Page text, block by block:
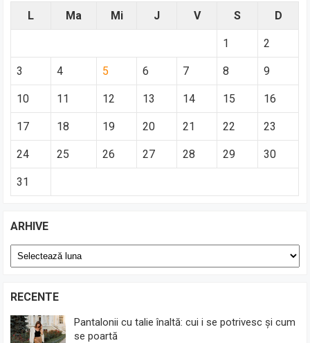
L Ma Mi J V S D
1 2
3 4 5 6 7 8 9
10 11 12 13 14 15 16
17 18 19 20 21 22 23
24 25 26 27 28 29 30
31
ARHIVE
Arhive
RECENTE
Pantalonii cu talie înaltă: cui i se potrivesc și cum
se poartă